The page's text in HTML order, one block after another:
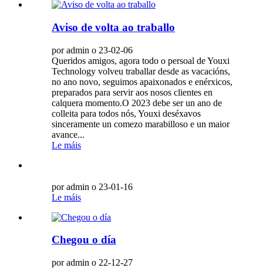
Aviso de volta ao traballo
por admin o 23-02-06
Queridos amigos, agora todo o persoal de Youxi
Technology volveu traballar desde as vacacións,
no ano novo, seguimos apaixonados e enérxicos,
preparados para servir aos nosos clientes en
calquera momento.O 2023 debe ser un ano de
colleita para todos nós, Youxi deséxavos
sinceramente un comezo marabilloso e un maior
avance...
Le máis
por admin o 23-01-16
Le máis
Chegou o día
por admin o 22-12-27